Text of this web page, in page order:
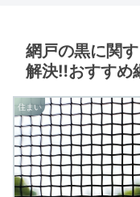
網戸の黒に関
解決‼おすすめ
住まい